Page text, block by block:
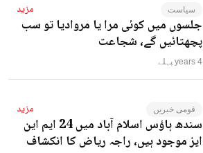
سیاست مزید
جلسوں میں کوئی مرا یا مروادیا تو سب
پچھتائیں گے، شجاعت
4 years پہلے
قومی خبریں مزید
سندھ ہاؤس اسلام آباد میں 24 ایم این
ایز موجود ہیں، راجہ ریاض کا انکشاف